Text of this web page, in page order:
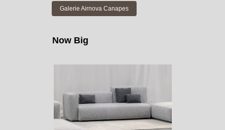
Galerie Airnova Canapes
Now Big